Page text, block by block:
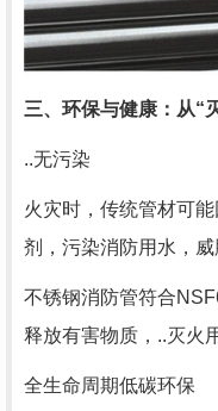
三、环保与健康：从“
..无污染
火灾时，传统管材可
剂，污染消防用水，威
不锈钢消防管符合
释放有害物质，..灭火
全生命周期低碳环保